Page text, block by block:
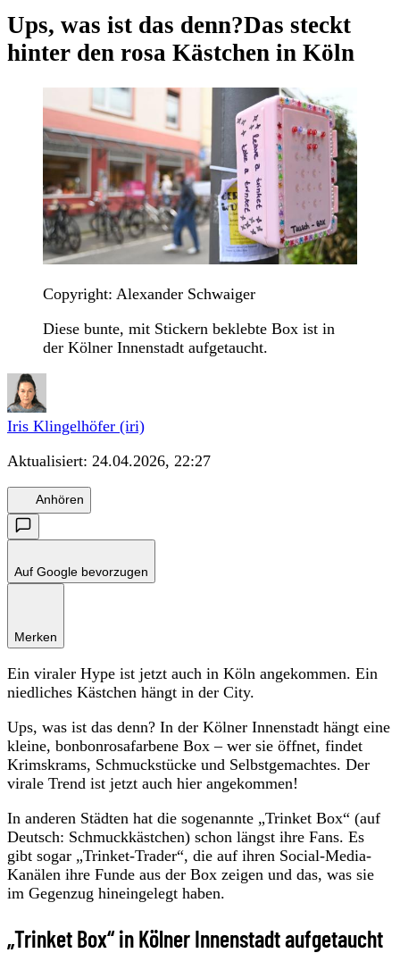
Ups, was ist das denn?Das steckt
hinter den rosa Kästchen in Köln
Copyright: Alexander Schwaiger
Diese bunte, mit Stickern beklebte Box ist in
der Kölner Innenstadt aufgetaucht.
Iris Klingelhöfer (iri)
Aktualisiert: 24.04.2026, 22:27
Anhören
Auf Google bevorzugen
Merken
Ein viraler Hype ist jetzt auch in Köln angekommen. Ein
niedliches Kästchen hängt in der City.
Ups, was ist das denn? In der Kölner Innenstadt hängt eine
kleine, bonbonrosafarbene Box – wer sie öffnet, findet
Krimskrams, Schmuckstücke und Selbstgemachtes. Der
virale Trend ist jetzt auch hier angekommen!
In anderen Städten hat die sogenannte „Trinket Box“ (auf
Deutsch: Schmuckkästchen) schon längst ihre Fans. Es
gibt sogar „Trinket-Trader“, die auf ihren Social-Media-
Kanälen ihre Funde aus der Box zeigen und das, was sie
im Gegenzug hineingelegt haben.
„Trinket Box“ in Kölner Innenstadt aufgetaucht